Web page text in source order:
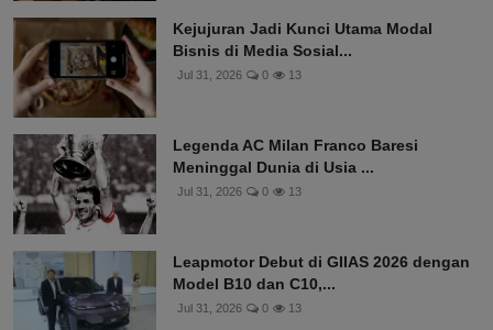
Kejujuran Jadi Kunci Utama Modal
Bisnis di Media Sosial...
Jul 31, 2026 0 13
Legenda AC Milan Franco Baresi
Meninggal Dunia di Usia ...
Jul 31, 2026 0 13
Leapmotor Debut di GIIAS 2026 dengan
Model B10 dan C10,...
Jul 31, 2026 0 13